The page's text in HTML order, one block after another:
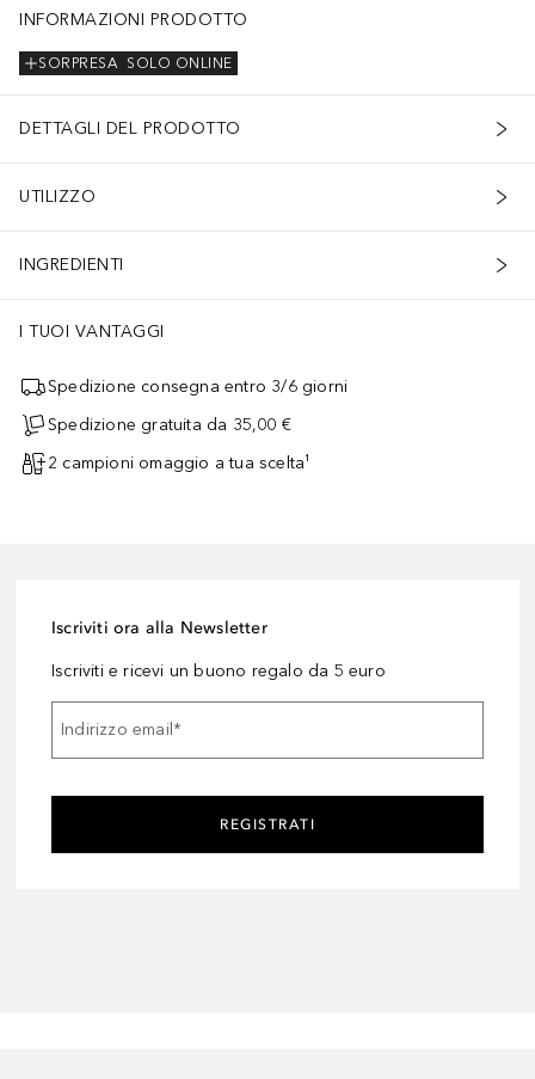
INFORMAZIONI PRODOTTO
SOLO ONLINE
SORPRESA
DETTAGLI DEL PRODOTTO
UTILIZZO
INGREDIENTI
I TUOI VANTAGGI
Spedizione consegna entro 3/6 giorni
Spedizione gratuita da 35,00 €
2 campioni omaggio a tua scelta¹
Iscriviti ora alla Newsletter
Iscriviti e ricevi un buono regalo da 5 euro
Indirizzo email*
REGISTRATI